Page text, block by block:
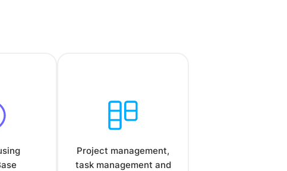
Project management,
task management and